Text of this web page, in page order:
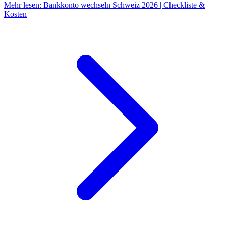
Mehr lesen: Bankkonto wechseln Schweiz 2026 | Checkliste &
Kosten